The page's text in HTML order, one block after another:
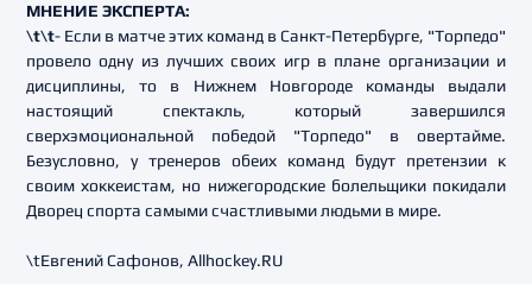
МНЕНИЕ ЭКСПЕРТА:
\t\t- Если в матче этих команд в Санкт-Петербурге, "Торпедо"
провело одну из лучших своих игр в плане организации и
дисциплины, то в Нижнем Новгороде команды выдали
настоящий спектакль, который завершился
сверхэмоциональной победой "Торпедо" в овертайме.
Безусловно, у тренеров обеих команд будут претензии к
своим хоккеистам, но нижегородские болельщики покидали
Дворец спорта самыми счастливыми людьми в мире.
\tЕвгений Сафонов, Allhockey.RU